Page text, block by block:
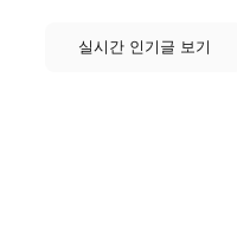
실시간 인기글 보기